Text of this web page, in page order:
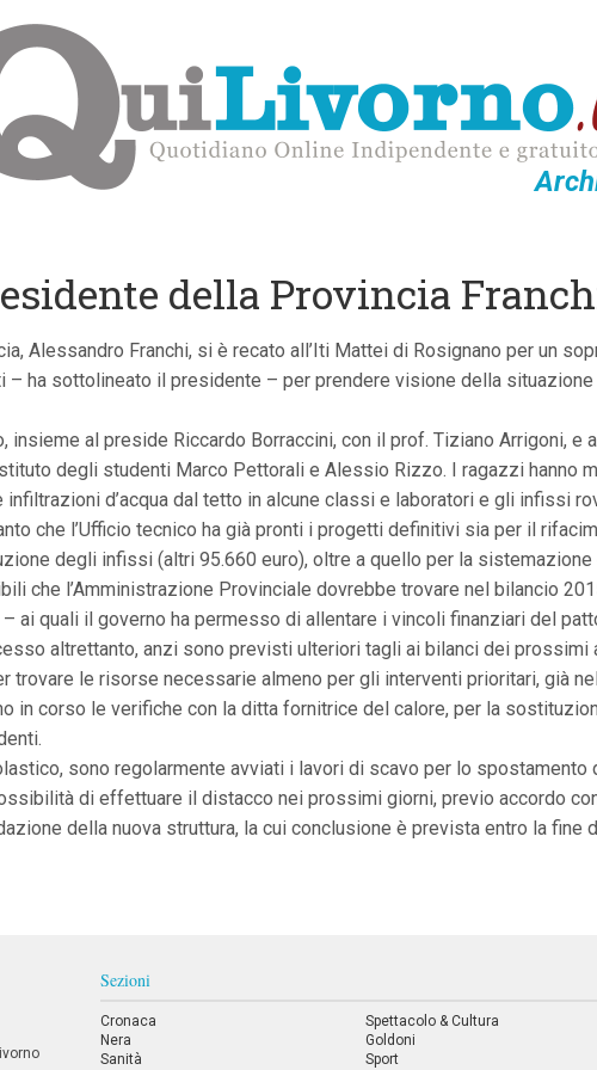
della Provincia
Alessandro Franchi, si è recato all’Iti Mattei di Rosignano per un
– ha sottolineato il presidente – per prendere visione della
insieme al preside Riccardo Borraccini, con il prof. Tiziano Arrigoni, e
degli studenti Marco Pettorali e Alessio Rizzo. I ragazzi hanno
d’acqua dal tetto in alcune classi e laboratori e gli infissi
che l’Ufficio tecnico ha già pronti i progetti definitivi sia per il
degli infissi (altri 95.660 euro), oltre a quello per la
che l’Amministrazione Provinciale dovrebbe trovare nel bilancio
ai quali il governo ha permesso di allentare i vincoli finanziari del
altrettanto, anzi sono previsti ulteriori tagli ai bilanci dei prossimi
le risorse necessarie almeno per gli interventi prioritari, già
in corso le verifiche con la ditta fornitrice del calore, per la
sono regolarmente avviati i lavori di scavo per lo spostamento
di effettuare il distacco nei prossimi giorni, previo accordo
della nuova struttura, la cui conclusione è prevista entro la fine
Sezioni
Cronaca
Nera
Sanità
Spettacolo & Cultura
Goldoni
Sport